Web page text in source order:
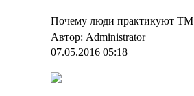
Почему люди практикуют ТМ
Автор: Administrator
07.05.2016 05:18